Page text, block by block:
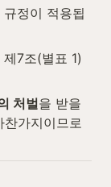
정이 적용됩
7조(별표 1)
처벌을 받을
가지이므로